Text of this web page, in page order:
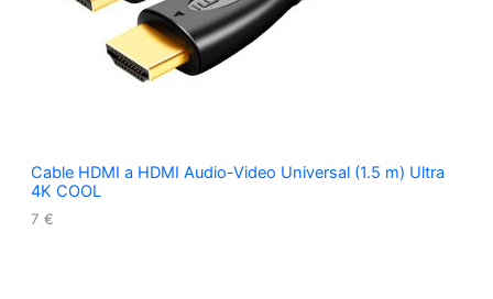
Cable HDMI a HDMI Audio-Video Universal (1.5 m) Ultra
4K COOL
7 €